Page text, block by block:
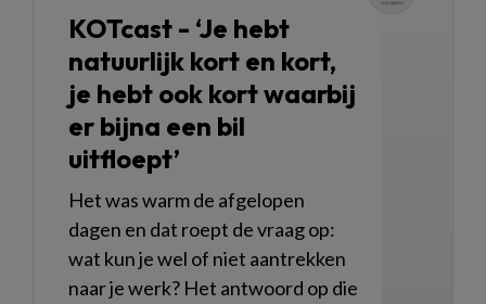
KOTcast - ‘Je hebt
natuurlijk kort en kort,
je hebt ook kort waarbij
er bijna een bil
uitfloept’
Het was warm de afgelopen
dagen en dat roept de vraag op:
wat kun je wel of niet aantrekken
naar je werk? Het antwoord op die